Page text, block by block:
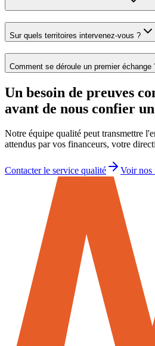
Sur quels territoires intervenez-vous ?
Comment se déroule un premier échange
Un besoin de preuves
avant de nous confier
Notre équipe qualité peut transmettre
attendus par vos financeurs, votre
Contacter le service qualité Voir nos